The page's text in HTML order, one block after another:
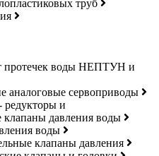
труб
протечек воды НЕПТУН и
аналоговые сервоприводы
редукторы и
клапаны давления воды
воды
клапаны давления